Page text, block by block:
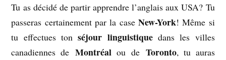
Tu as décidé de partir apprendre l’anglais aux USA? Tu
passeras certainement par la case New-York! Même si
tu effectues tonséjour linguistiquedans les villes
canadiennes deMontréal ou de Toronto, tu auras